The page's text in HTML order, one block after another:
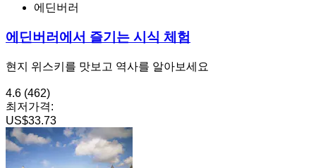
에딘버러
에딘버러에서 즐기는 시식 체험
현지 위스키를 맛보고 역사를 알아보세요
4.6 (462)
최저가격:
US$33.73